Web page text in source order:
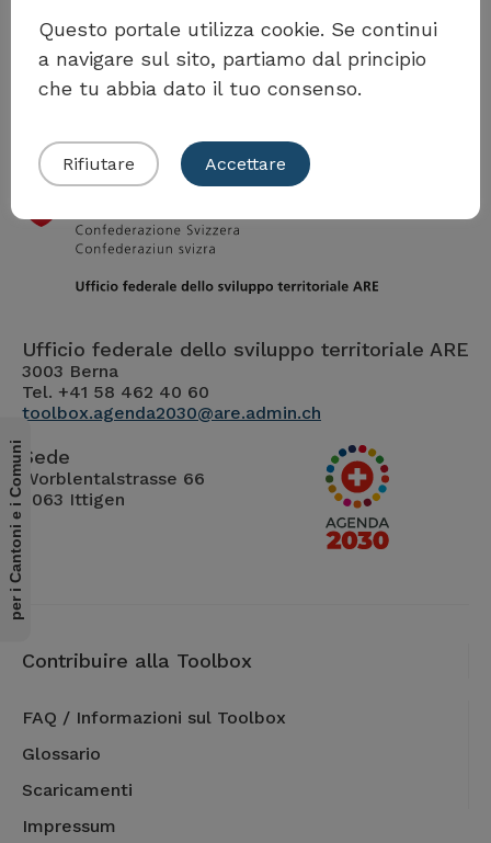
Ufficio federale dello sviluppo territoriale ARE
3003 Berna
Tel. +41 58 462 40 60
toolbox.agenda2030@are.admin.ch
Sede
Worblentalstrasse 66
3063 Ittigen
Contribuire alla Toolbox
FAQ / Informazioni sul Toolbox
Glossario
Scaricamenti
Impressum
per i Cantoni e i Comuni
Questo portale utilizza cookie. Se continui
a navigare sul sito, partiamo dal principio
che tu abbia dato il tuo consenso.
Rifiutare Accettare